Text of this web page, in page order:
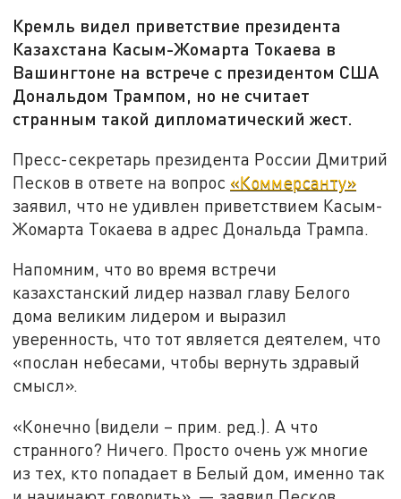
Кремль видел приветствие президента
Казахстана Касым-Жомарта Токаева в
Вашингтоне на встрече с президентом США
Дональдом Трампом, но не считает
странным такой дипломатический жест.
Пресс-секретарь президента России Дмитрий
Песков в ответе на вопрос «Коммерсанту»
заявил, что не удивлен приветствием Касым-
Жомарта Токаева в адрес Дональда Трампа.
Напомним, что во время встречи
казахстанский лидер назвал главу Белого
дома великим лидером и выразил
уверенность, что тот является деятелем, что
«послан небесами, чтобы вернуть здравый
смысл».
«Конечно (видели – прим. ред.). А что
странного? Ничего. Просто очень уж многие
из тех, кто попадает в Белый дом, именно так